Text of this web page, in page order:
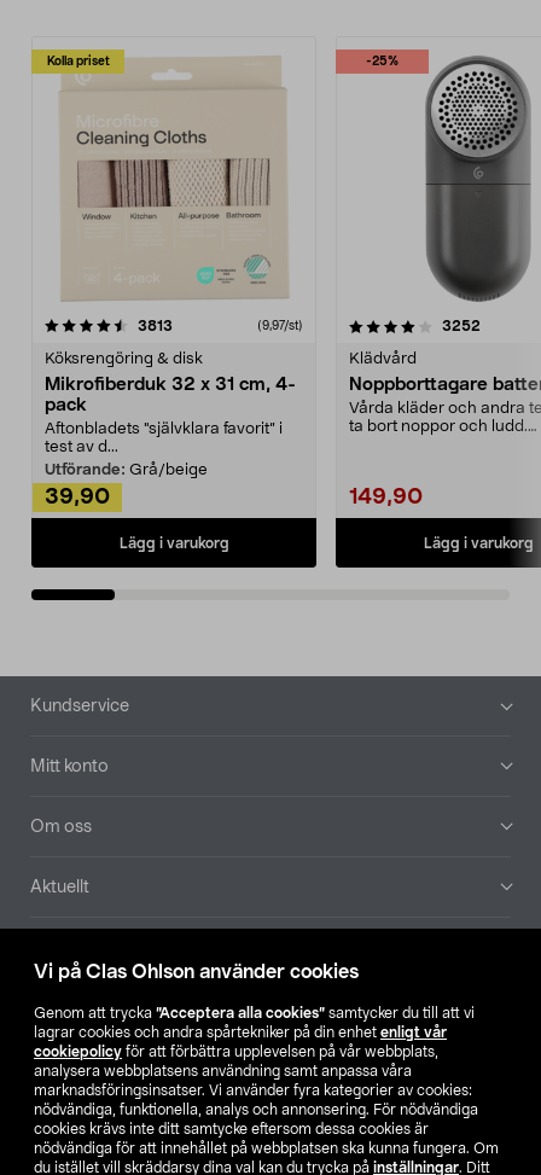
Vi på Clas Ohlson använder cookies
Genom att trycka ”Acceptera alla cookies” samtycker du till att vi
lagrar cookies och andra spårtekniker på din enhet enligt vår
cookiepolicy för att förbättra upplevelsen på vår webbplats,
analysera webbplatsens användning samt anpassa våra
marknadsföringsinsatser. Vi använder fyra kategorier av cookies:
nödvändiga, funktionella, analys och annonsering. För nödvändiga
cookies krävs inte ditt samtycke eftersom dessa cookies är
nödvändiga för att innehållet på webbplatsen ska kunna fungera. Om
du istället vill skräddarsy dina val kan du trycka på inställningar. Ditt
Kolla priset
3813 (9,97/st)
Köksrengöring & disk
Mikrofiberduk 32 x 31 cm, 4-
pack
Aftonbladets "självklara favorit” i
test av d...
Utförande: Grå/beige
39,90
Lägg i varukorg
-25%
4.0av 5 stjärnor 3252
Klädvård
Noppborttagare
Vårda kläder och andra
ta bort noppor och ludd.
149,90
Lägg i varukorg
4.5av 5 stjärnor
Sidfot
Kundservice
Mitt konto
Om oss
Aktuellt
Hitta butik
SE NO FI